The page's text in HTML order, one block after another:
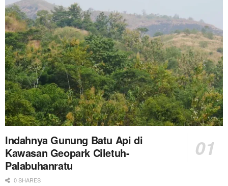
Indahnya Gunung Batu Api di
Kawasan Geopark Ciletuh-
Palabuhanratu
0 SHARES